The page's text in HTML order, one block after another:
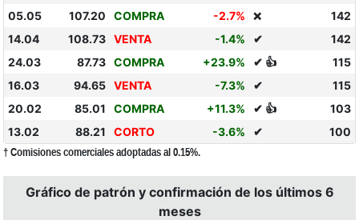
05.05
107.20 COMPRA -2.7% ❌
142
14.04
108.73 VENTA -1.4% ✔
142
24.03
87.73 COMPRA +23.9% ✔ 👍
115
16.03
94.65 VENTA -7.3% ✔
115
20.02
85.01 COMPRA +11.3% ✔ 👍
103
13.02
88.21 CORTO -3.6% ✔ 100
† Comisiones comerciales adoptadas al 0.15%.
Gráfico de patrón y confirmación de los últimos 6
meses